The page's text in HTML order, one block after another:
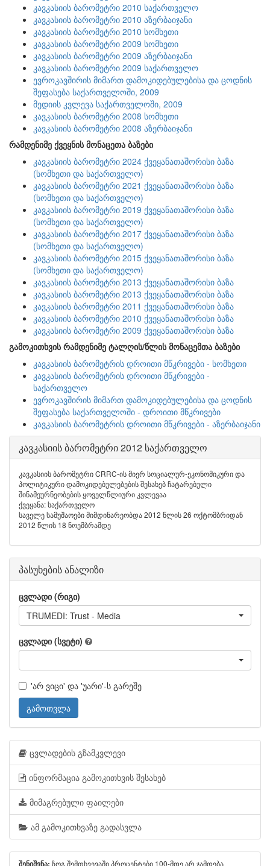
კავკასიის ბარომეტრი 2010 საქართველო
კავკასიის ბარომეტრი 2010 აზერბაიჯანი
კავკასიის ბარომეტრი 2010 სომხეთი
კავკასიის ბარომეტრი 2009 სომხეთი
კავკასიის ბარომეტრი 2009 აზერბაიჯანი
კავკასიის ბარომეტრი 2009 საქართველო
ევროკავშირის მიმართ დამოკიდებულებისა და ცოდნის
შეფასება საქართველოში, 2009
მედიის კვლევა საქართველოში, 2009
კავკასიის ბარომეტრი 2008 სომხეთი
კავკასიის ბარომეტრი 2008 აზერბაიჯანი
რამდენიმე ქვეყნის მონაცეთა ბაზები
კავკასიის ბარომეტრი 2024 ქვეყანათაშორისი ბაზა
(სომხეთი და საქართველო)
კავკასიის ბარომეტრი 2021 ქვეყანათაშორისი ბაზა
(სომხეთი და საქართველო)
კავკასიის ბარომეტრი 2019 ქვეყანათაშორისი ბაზა
(სომხეთი და საქართველო)
კავკასიის ბარომეტრი 2017 ქვეყანათაშორისი ბაზა
(სომხეთი და საქართველო)
კავკასიის ბარომეტრი 2015 ქვეყანათაშორისი ბაზა
(სომხეთი და საქართველო)
კავკასიის ბარომეტრი 2013 ქვეყანათაშორისი ბაზა
კავკასიის ბარომეტრი 2013 ქვეყანათაშორისი ბაზა
კავკასიის ბარომეტრი 2011 ქვეყანათაშორისი ბაზა
კავკასიის ბარომეტრი 2010 ქვეყანათაშორისი ბაზა
კავკასიის ბარომეტრი 2009 ქვეყანათაშორისი ბაზა
გამოკითხვის რამდენიმე ტალღის/წლის მონაცემთა ბაზები
კავკასიის ბარომეტრის დროითი მწკრივები - სომხეთი
კავკასიის ბარომეტრის დროითი მწკრივები -
საქართველო
ევროკავშირის მიმართ დამოკიდებულებისა და ცოდნის
შეფასება საქართველოში - დროითი მწკრივები
კავკასიის ბარომეტრის დროითი მწკრივები - აზერბაიჯანი
კავკასიის ბარომეტრი 2012 საქართველო
კავკასიის ბარომეტრი CRRC-ის მიერ სოციალურ-ეკონომიკური და
პოლიტიკური დამოკიდებულებების შესახებ ჩატარებული
შინამეურნეობების ყოველწლიური კვლევაა
ქვეყანა: საქართველო
საველე სამუშაოები მიმდინარეობდა 2012 წლის 26 ოქტომბრიდან
2012 წლის 18 ნოემბრამდე
პასუხების ანალიზი
ცვლადი (რიგი)
TRUMEDI: Trust - Media
ცვლადი (სვეტი)
'არ ვიცი' და 'უარი'-ს გარეშე
გამოთვლა
ცვლადების გზამკვლევი
ინფორმაცია გამოკითხვის შესახებ
მიმაგრებული ფაილები
ამ გამოკითხვაზე გადასვლა
შენიშვნა: ზოგ შემთხვევაში პროცენტები 100-მდე არ ჯამდება